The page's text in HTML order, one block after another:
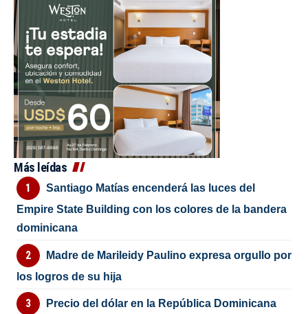
Más leídas
Santiago Matías encenderá las luces del
Empire State Building con los colores de la bandera
dominicana
Madre de Marileidy Paulino expresa orgullo por
los logros de su hija
Precio del dólar en la República Dominicana